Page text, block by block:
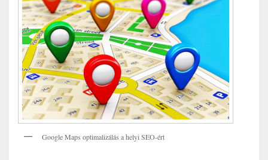
Google Maps optimalizálás a helyi SEO-ért